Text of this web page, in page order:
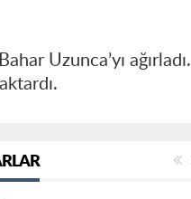
Uzunca’yı ağırladı.